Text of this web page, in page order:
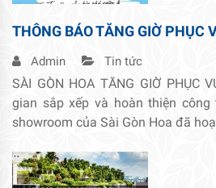
THÔNG BÁO TĂNG GIỜ PHỤC
Admin Tin tức
SÀI GÒN HOA TĂNG GIỜ PHỤC
gian sắp xếp và hoàn thiện
showroom của Sài Gòn Hoa đã